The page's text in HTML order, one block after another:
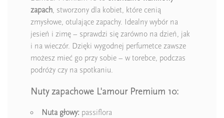
zapach, stworzony dla kobiet, które cenią
zmysłowe, otulające zapachy. Idealny wybór na
jesień i zimę – sprawdzi się zarówno na dzień, jak
i na wieczór. Dzięki wygodnej perfumetce zawsze
możesz mieć go przy sobie – w torebce, podczas
podróży czy na spotkaniu.
Nuty zapachowe L'amour Premium 10:
Nuta głowy: passiflora